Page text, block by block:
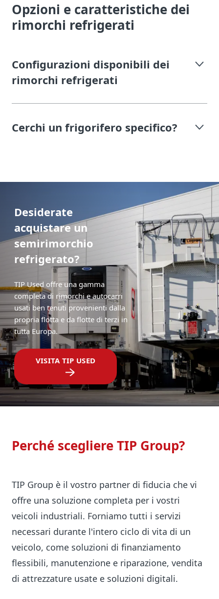
Opzioni e caratteristiche dei
rimorchi refrigerati
Configurazioni disponibili dei
rimorchi refrigerati
Cerchi un frigorifero specifico?
Desiderate
acquistare un
semirimorchio
refrigerato?
TIP Used offre una gamma
completa di rimorchi e autocarri
usati ben tenuti provenienti dalla
propria flotta e da flotte di terzi in
tutta Europa.
VISITA TIP USED
Perché scegliere TIP Group?
TIP Group è il vostro partner di fiducia che vi
offre una soluzione completa per i vostri
veicoli industriali. Forniamo tutti i servizi
necessari durante l'intero ciclo di vita di un
veicolo, come soluzioni di finanziamento
flessibili, manutenzione e riparazione, vendita
di attrezzature usate e soluzioni digitali.